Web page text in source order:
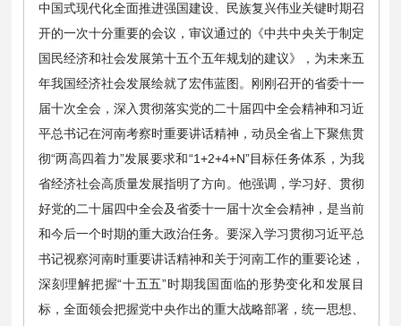
中国式现代化全面推进强国建设、民族复兴伟业关键时期召
开的一次十分重要的会议，审议通过的《中共中央关于制定
国民经济和社会发展第十五个五年规划的建议》，为未来五
年我国经济社会发展绘就了宏伟蓝图。刚刚召开的省委十一
届十次全会，深入贯彻落实党的二十届四中全会精神和习近
平总书记在河南考察时重要讲话精神，动员全省上下聚焦贯
彻“两高四着力”发展要求和“1+2+4+N”目标任务体系，为我
省经济社会高质量发展指明了方向。他强调，学习好、贯彻
好党的二十届四中全会及省委十一届十次全会精神，是当前
和今后一个时期的重大政治任务。要深入学习贯彻习近平总
书记视察河南时重要讲话精神和关于河南工作的重要论述，
深刻理解把握“十五五”时期我国面临的形势变化和发展目
标，全面领会把握党中央作出的重大战略部署，统一思想、